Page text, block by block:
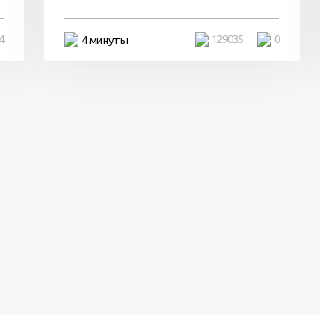
4 4 минуты 0
129035